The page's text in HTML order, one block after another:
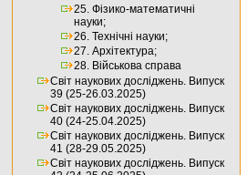
25. Фізико-математичні
науки;
26. Технічні науки;
27. Архітектура;
28. Військова справа
Світ наукових досліджень. Випуск
39 (25-26.03.2025)
Світ наукових досліджень. Випуск
40 (24-25.04.2025)
Світ наукових досліджень. Випуск
41 (28-29.05.2025)
Світ наукових досліджень. Випуск